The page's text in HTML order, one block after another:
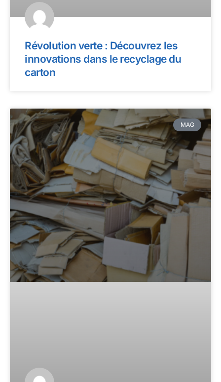
Révolution verte : Découvrez les
innovations dans le recyclage du
carton
MAG